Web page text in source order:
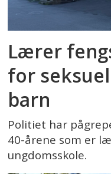
Lærer
for
barn
Politiet har
40-årene som er
ungdomsskole.